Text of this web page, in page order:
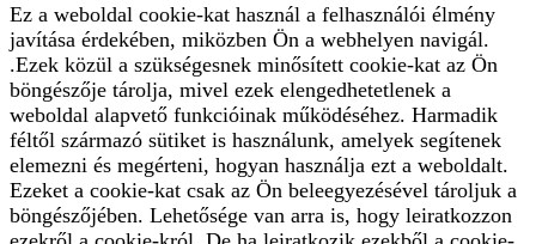
Ez a weboldal cookie-kat használ a felhasználói élmény
javítása érdekében, miközben Ön a webhelyen navigál.
.Ezek közül a szükségesnek minősített cookie-kat az Ön
böngészője tárolja, mivel ezek elengedhetetlenek a
weboldal alapvető funkcióinak működéséhez. Harmadik
féltől származó sütiket is használunk, amelyek segítenek
elemezni és megérteni, hogyan használja ezt a weboldalt.
Ezeket a cookie-kat csak az Ön beleegyezésével tároljuk a
böngészőjében. Lehetősége van arra is, hogy leiratkozzon